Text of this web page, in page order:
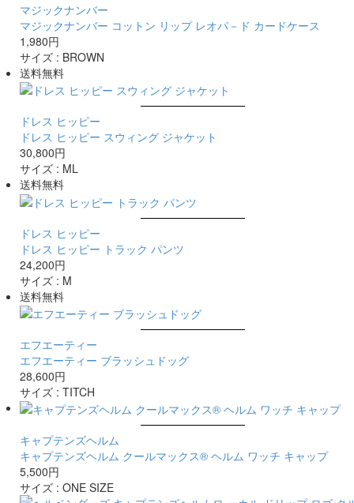
マジックナンバー
マジックナンバー コットン リップ レオパ－ド カードケース
1,980円
サイズ : BROWN
送料無料
ドレス ヒッピー
ドレス ヒッピー スウィング ジャケット
30,800円
サイズ : ML
送料無料
ドレス ヒッピー
ドレス ヒッピー トラック パンツ
24,200円
サイズ : M
送料無料
エフエーティー
エフエーティー ブラッシュドッグ
28,600円
サイズ : TITCH
キャプテンズヘルム
キャプテンズヘルム クールマックス® ヘルム ワッチ キャップ
5,500円
サイズ : ONE SIZE